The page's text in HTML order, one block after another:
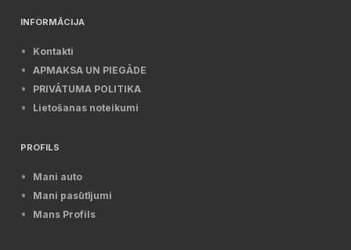
INFORMĀCIJA
Kontakti
APMAKSA UN PIEGĀDE
PRIVĀTUMA POLITIKA
Lietošanas noteikumi
PROFILS
Mani auto
Mani pasūtījumi
Mans Profils